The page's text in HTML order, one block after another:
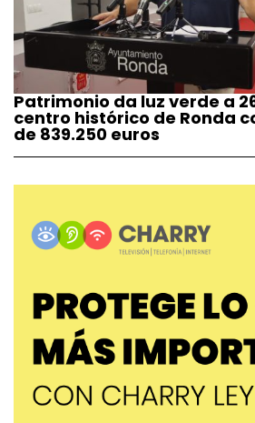
Patrimonio da luz verde a
centro histórico de Ronda
de 839.250 euros